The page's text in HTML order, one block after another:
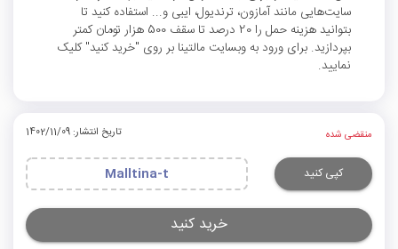
سایت‌هایی مانند آمازون، ترندیول، ایبی و... استفاده کنید تا
بتوانید هزینه حمل را 20 درصد تا سقف 500 هزار تومان کمتر
بپردازید. برای ورود به وبسایت مالتینا بر روی "خرید کنید" کلیک
نمایید.
منقضی شده تاریخ انتشار: 1402/11/09
کپی کنید Malltina-t
خرید کنید